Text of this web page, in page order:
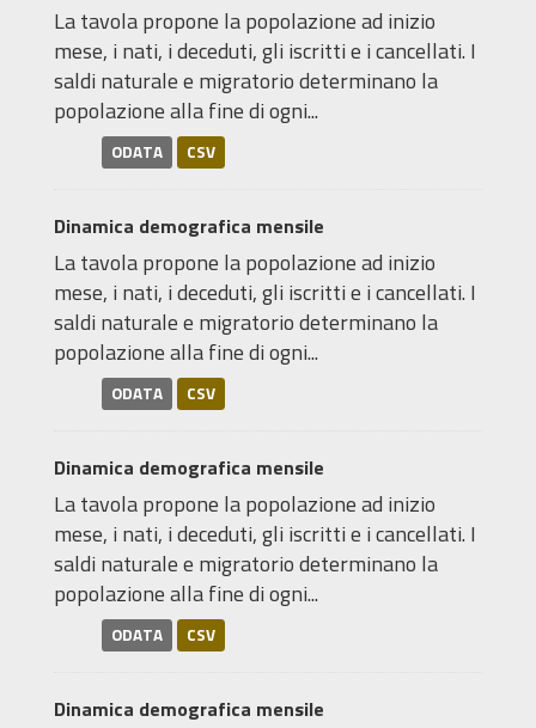
La tavola propone la popolazione ad inizio
mese, i nati, i deceduti, gli iscritti e i cancellati. I
saldi naturale e migratorio determinano la
popolazione alla fine di ogni...
ODATA CSV
Dinamica demografica mensile
La tavola propone la popolazione ad inizio
mese, i nati, i deceduti, gli iscritti e i cancellati. I
saldi naturale e migratorio determinano la
popolazione alla fine di ogni...
ODATA CSV
Dinamica demografica mensile
La tavola propone la popolazione ad inizio
mese, i nati, i deceduti, gli iscritti e i cancellati. I
saldi naturale e migratorio determinano la
popolazione alla fine di ogni...
ODATA CSV
Dinamica demografica mensile